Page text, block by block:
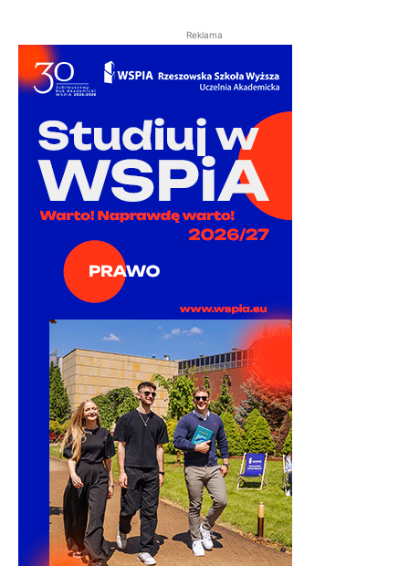
Reklama